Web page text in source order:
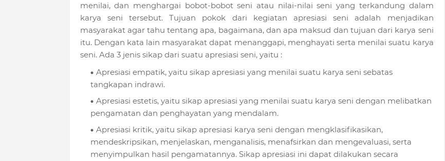
menilai, dan menghargai bobot-bobot seni atau nilai-nilai seni yang terkandung dalam
karya seni tersebut. Tujuan pokok dari kegiatan apresiasi seni adalah menjadikan
masyarakat agar tahu tentang apa, bagaimana, dan apa maksud dan tujuan dari karya seni
itu. Dengan kata lain masyarakat dapat menanggapi, menghayati serta menilai suatu karya
seni. Ada 3 jenis sikap dari suatu apresiasi seni, yaitu :
Apresiasi empatik, yaitu sikap apresiasi yang menilai suatu karya seni sebatas
tangkapan indrawi.
Apresiasi estetis, yaitu sikap apresiasi yang menilai suatu karya seni dengan melibatkan
pengamatan dan penghayatan yang mendalam.
Apresiasi kritik, yaitu sikap apresiasi karya seni dengan mengklasifikasikan,
mendeskripsikan, menjelaskan, menganalisis, menafsirkan dan mengevaluasi, serta
menyimpulkan hasil pengamatannya. Sikap apresiasi ini dapat dilakukan secara